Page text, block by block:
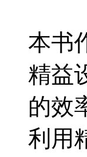
本书
精益
的效
利用